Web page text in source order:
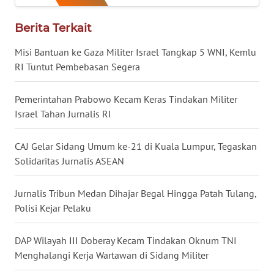
Berita Terkait
Misi Bantuan ke Gaza Militer Israel Tangkap 5 WNI, Kemlu
RI Tuntut Pembebasan Segera
Pemerintahan Prabowo Kecam Keras Tindakan Militer
Israel Tahan Jurnalis RI
CAJ Gelar Sidang Umum ke-21 di Kuala Lumpur, Tegaskan
Solidaritas Jurnalis ASEAN
Jurnalis Tribun Medan Dihajar Begal Hingga Patah Tulang,
Polisi Kejar Pelaku
DAP Wilayah III Doberay Kecam Tindakan Oknum TNI
Menghalangi Kerja Wartawan di Sidang Militer
WN
WN
BENGKULU
WN
LAMPUNG
WN
JATENG